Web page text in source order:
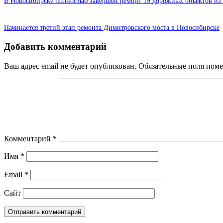
Начинается третий этап ремонта Димитровского моста в Новосибирске
Добавить комментарий
Ваш адрес email не будет опубликован. Обязательные поля
Комментарий *
Имя *
Email *
Сайт